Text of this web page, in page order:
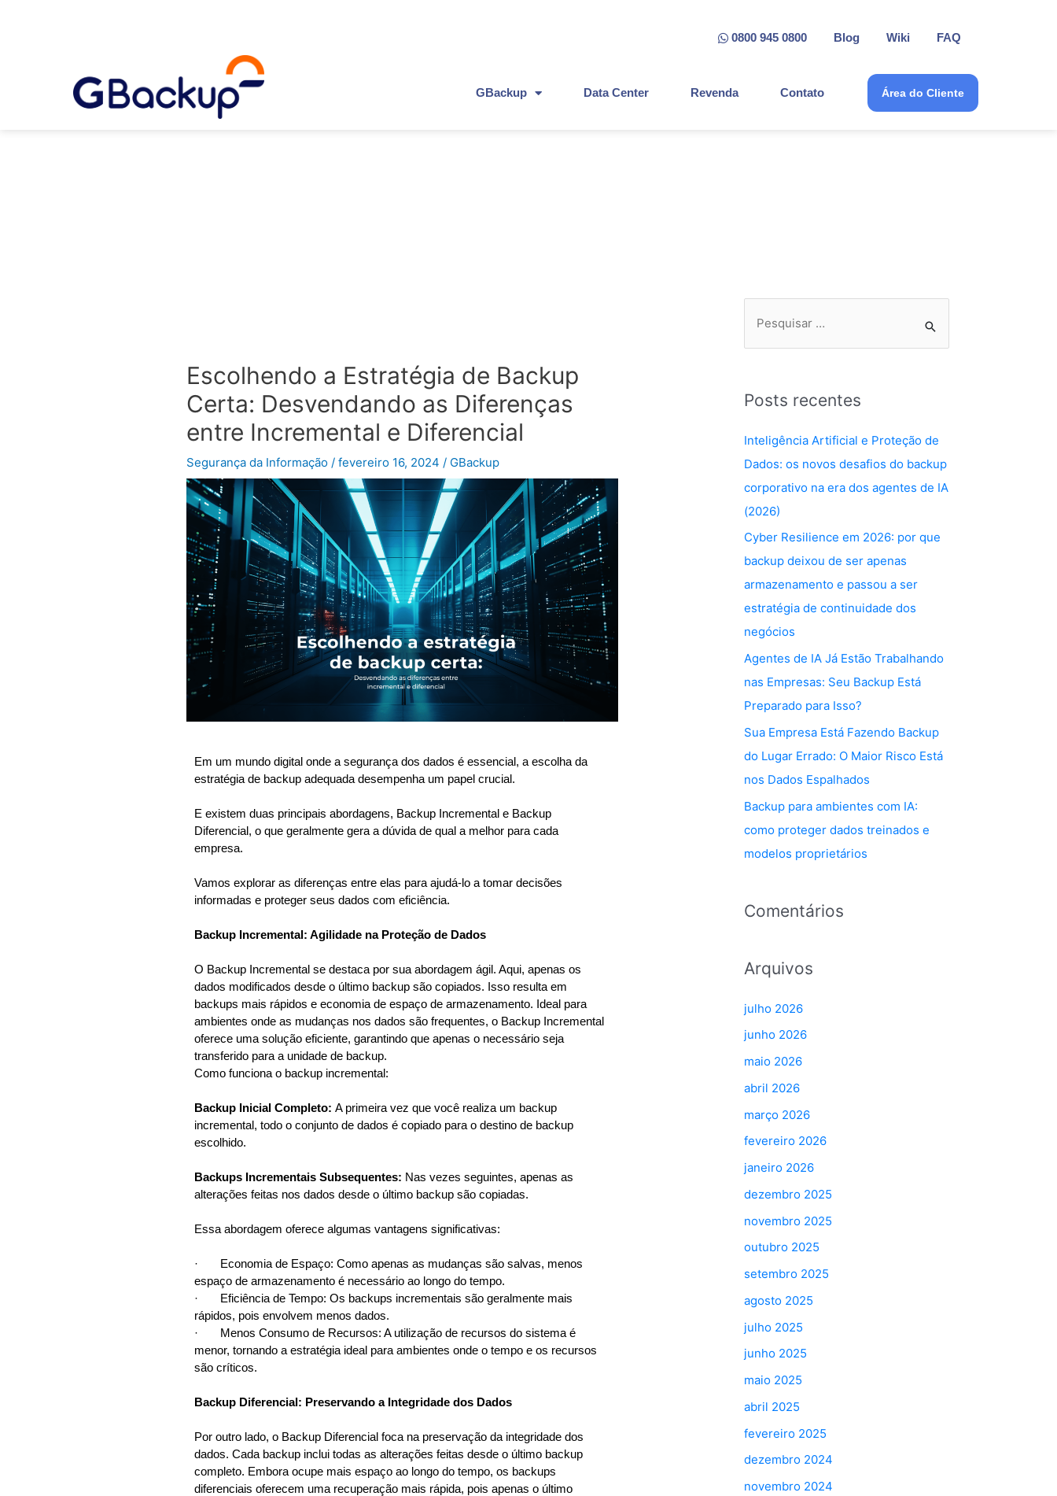
0800 945 0800 Blog Wiki FAQ
GBackup Data Center Revenda Contato Área do Cliente
Escolhendo a Estratégia de Backup
Certa: Desvendando as Diferenças
entre Incremental e Diferencial
Segurança da Informação /fevereiro 16, 2024/ GBackup
Em um mundo digital onde a segurança dos dados é essencial, a escolha da
estratégia de backup adequada desempenha um papel crucial.
E existem duas principais abordagens, Backup Incremental e Backup
Diferencial, o que geralmente gera a dúvida de qual a melhor para cada
empresa.
Vamos explorar as diferenças entre elas para ajudá-lo a tomar decisões
informadas e proteger seus dados com eficiência.
Backup Incremental: Agilidade na Proteção de Dados
O Backup Incremental se destaca por sua abordagem ágil. Aqui, apenas os
dados modificados desde o último backup são copiados. Isso resulta em
backups mais rápidos e economia de espaço de armazenamento. Ideal para
ambientes onde as mudanças nos dados são frequentes, o Backup Incremental
oferece uma solução eficiente, garantindo que apenas o necessário seja
transferido para a unidade de backup.
Como funciona o backup incremental:
Backup Inicial Completo: A primeira vez que você realiza um backup
incremental, todo o conjunto de dados é copiado para o destino de backup
escolhido.
Backups Incrementais Subsequentes: Nas vezes seguintes, apenas as
alterações feitas nos dados desde o último backup são copiadas.
Essa abordagem oferece algumas vantagens significativas:
· Economia de Espaço: Como apenas as mudanças são salvas, menos
espaço de armazenamento é necessário ao longo do tempo.
· Eficiência de Tempo: Os backups incrementais são geralmente mais
rápidos, pois envolvem menos dados.
· Menos Consumo de Recursos: A utilização de recursos do sistema é
menor, tornando a estratégia ideal para ambientes onde o tempo e os recursos
são críticos.
Backup Diferencial: Preservando a Integridade dos Dados
Por outro lado, o Backup Diferencial foca na preservação da integridade dos
dados. Cada backup inclui todas as alterações feitas desde o último backup
completo. Embora ocupe mais espaço ao longo do tempo, os backups
diferenciais oferecem uma recuperação mais rápida, pois apenas o último
Posts recentes
Inteligência Artificial e Proteção de
Dados: os novos desafios do backup
corporativo na era dos agentes de IA
(2026)
Cyber Resilience em 2026: por que
backup deixou de ser apenas
armazenamento e passou a ser
estratégia de continuidade dos
negócios
Agentes de IA Já Estão Trabalhando
nas Empresas: Seu Backup Está
Preparado para Isso?
Sua Empresa Está Fazendo Backup
do Lugar Errado: O Maior Risco Está
nos Dados Espalhados
Backup para ambientes com IA:
como proteger dados treinados e
modelos proprietários
Comentários
Arquivos
julho 2026
junho 2026
maio 2026
abril 2026
março 2026
fevereiro 2026
janeiro 2026
dezembro 2025
novembro 2025
outubro 2025
setembro 2025
agosto 2025
julho 2025
junho 2025
maio 2025
abril 2025
fevereiro 2025
dezembro 2024
novembro 2024